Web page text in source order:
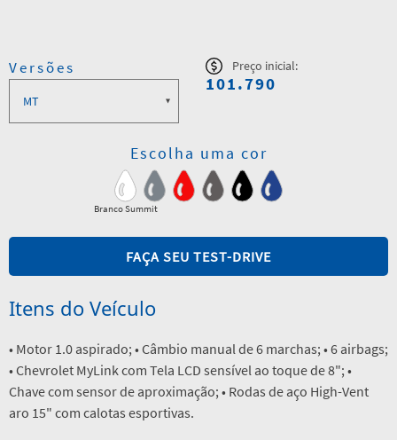
Versões Preço inicial:
101.790
Escolha uma cor
Branco Summit
FAÇA SEU TEST-DRIVE
Itens do Veículo
• Motor 1.0 aspirado; • Câmbio manual de 6 marchas; • 6 airbags;
• Chevrolet MyLink com Tela LCD sensível ao toque de 8"; •
Chave com sensor de aproximação; • Rodas de aço High-Vent
aro 15" com calotas esportivas.